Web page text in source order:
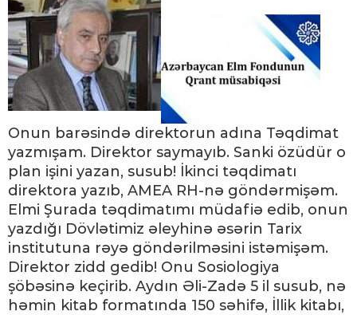
Onun barəsində direktorun adına Təqdimat
yazmışam. Direktor saymayıb. Sanki özüdür o
plan işini yazan, susub! İkinci təqdimatı
direktora yazıb, AMEA RH-nə göndərmişəm.
Elmi Şurada təqdimatımı müdafiə edib, onun
yazdığı Dövlətimiz əleyhinə əsərin Tarix
institutuna rəyə göndərilməsini istəmişəm.
Direktor zidd gedib! Onu Sosiologiya
şöbəsinə keçirib. Aydın Əli-Zadə 5 il susub, nə
həmin kitab formatında 150 səhifə, İllik kitabı,